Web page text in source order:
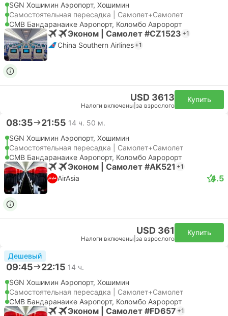
SGN Хошимин Аэропорт, Хошимин
Самостоятельная пересадка | Самолет+Самолет
CMB Бандаранаике Аэропорт, Коломбо Аэророрт
Эконом | Самолет #CZ1523 +1
China Southern Airlines +1
USD 3613
Налоги включены за взрослого
Купить
08:35 21:55 14 ч. 50 м.
SGN Хошимин Аэропорт, Хошимин
Самостоятельная пересадка | Самолет+Самолет
CMB Бандаранаике Аэропорт, Коломбо Аэророрт
Эконом | Самолет #AK521 +1
AirAsia 4.5
USD 361
Налоги включены за взрослого
Купить
Дешевый
09:45 22:15 14 ч.
SGN Хошимин Аэропорт, Хошимин
Самостоятельная пересадка | Самолет+Самолет
CMB Бандаранаике Аэропорт, Коломбо Аэророрт
Эконом | Самолет #FD657 +1